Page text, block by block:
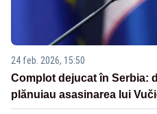
24 feb. 2026, 15:50
Complot dejucat în Serbia:
plănuiau asasinarea lui